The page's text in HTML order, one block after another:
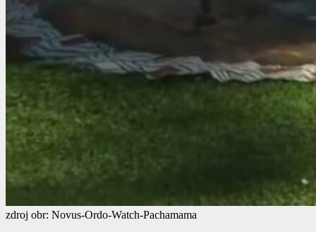
zdroj obr: Novus-Ordo-Watch-Pachamama